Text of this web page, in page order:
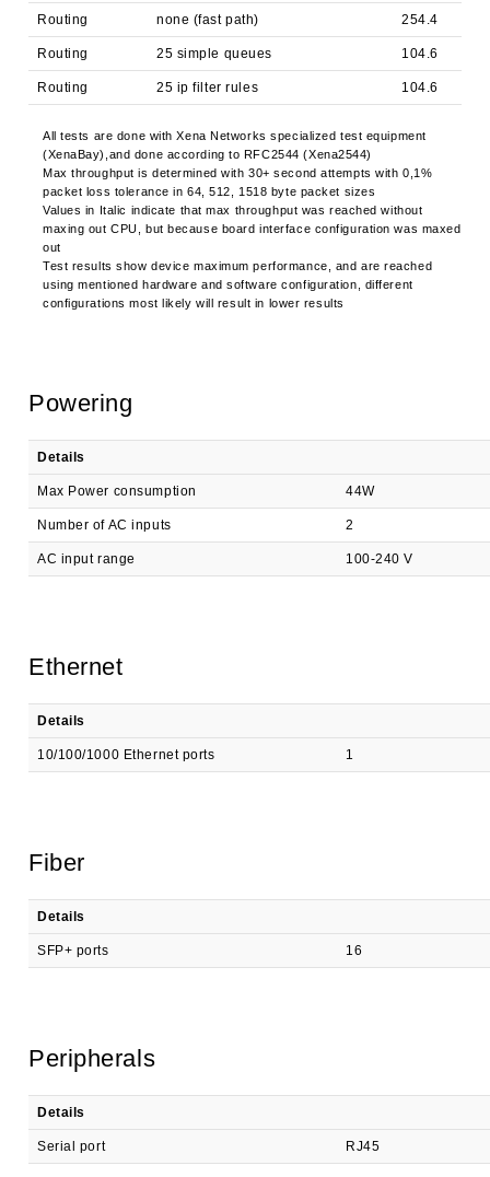
Routing none (fast path) 254.4
Routing 25 simple queues 104.6
Routing 25 ip filter rules 104.6
All tests are done with Xena Networks specialized test equipment
(XenaBay),and done according to RFC2544 (Xena2544)
Max throughput is determined with 30+ second attempts with 0,1%
packet loss tolerance in 64, 512, 1518 byte packet sizes
Values in Italic indicate that max throughput was reached without
maxing out CPU, but because board interface configuration was maxed
out
Test results show device maximum performance, and are reached
using mentioned hardware and software configuration, different
configurations most likely will result in lower results
Powering
Details
Max Power consumption 44W
Number of AC inputs 2
AC input range 100-240 V
Ethernet
Details
10/100/1000 Ethernet ports 1
Fiber
Details
SFP+ ports 16
Peripherals
Details
Serial port RJ45